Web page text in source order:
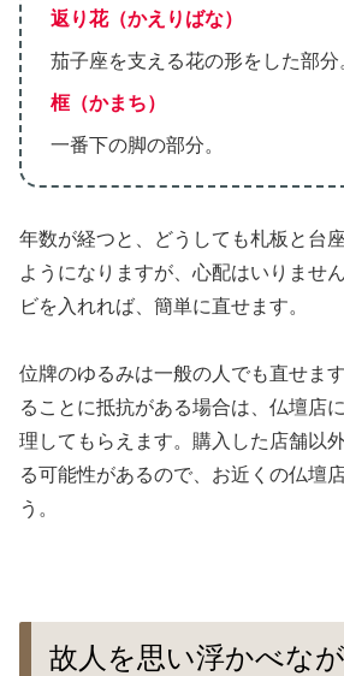
返り花（かえりばな）
茄子座を支える花の形をした部分
框（かまち）
一番下の脚の部分。
年数が経つと、どうしても札板と台
ようになりますが、心配はいりませ
ビを入れれば、簡単に直せます。
位牌のゆるみは一般の人でも直せま
ることに抵抗がある場合は、仏壇店
理してもらえます。購入した店舗以
る可能性があるので、お近くの仏壇
う。
故人を思い浮かべな